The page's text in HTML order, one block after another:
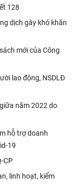
128
dịch gây khó khăn
mới của Công
lao động, NSDLĐ
năm 2022 do
hỗ trợ doanh
19
CP
linh hoạt, kiểm